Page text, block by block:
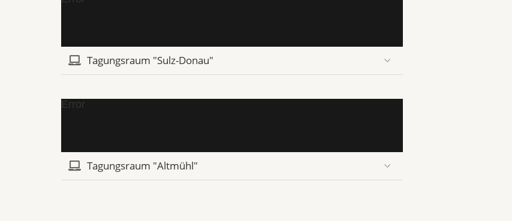
Tagungsraum "Sulz-Donau"
Error
Tagungsraum "Altmühl"